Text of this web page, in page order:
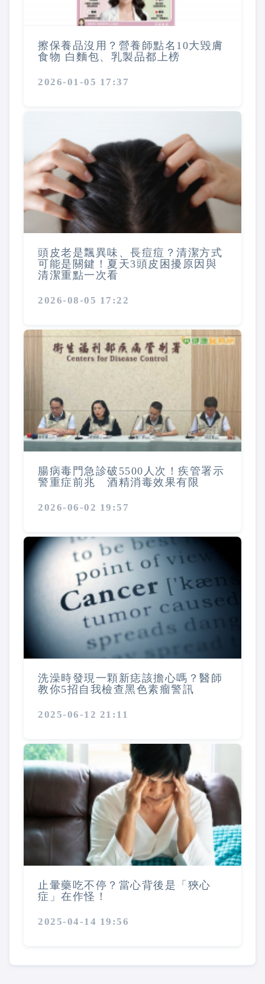
擦保養品沒用？營養師點名10大毀膚
食物 白麵包、乳製品都上榜
2026-01-05 17:37
頭皮老是飄異味、長痘痘？清潔方式
可能是關鍵！夏天3頭皮困擾原因與
清潔重點一次看
2026-08-05 17:22
腸病毒門急診破5500人次！疾管署示
警重症前兆 酒精消毒效果有限
2026-06-02 19:57
洗澡時發現一顆新痣該擔心嗎？醫師
教你5招自我檢查黑色素瘤警訊
2025-06-12 21:11
止暈藥吃不停？當心背後是「狹心
症」在作怪！
2025-04-14 19:56